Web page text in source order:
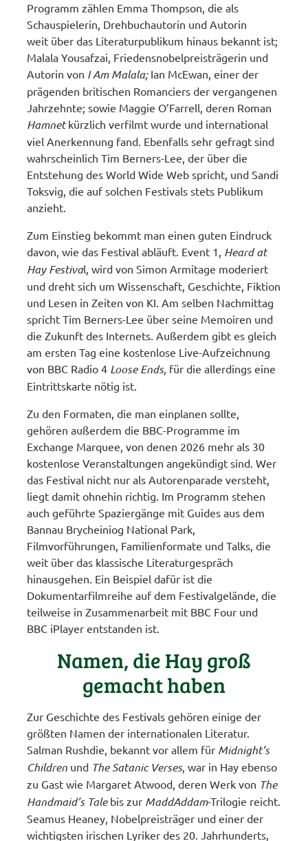
Programm zählen Emma Thompson, die als
Schauspielerin, Drehbuchautorin und Autorin
weit über das Literaturpublikum hinaus bekannt ist;
Malala Yousafzai, Friedensnobelpreisträgerin und
Autorin von I Am Malala;Ian McEwan, einer der
prägenden britischen Romanciers der vergangenen
Jahrzehnte; sowie Maggie O’Farrell, deren Roman
Hamnetkürzlich verfilmt wurde und international
viel Anerkennung fand. Ebenfalls sehr gefragt sind
wahrscheinlich Tim Berners-Lee, der über die
Entstehung des World Wide Web spricht, und Sandi
Toksvig, die auf solchen Festivals stets Publikum
anzieht.
Zum Einstieg bekommt man einen guten Eindruck
davon, wie das Festival abläuft. Event 1, Heard at
Hay Festival, wird von Simon Armitage moderiert
und dreht sich um Wissenschaft, Geschichte, Fiktion
und Lesen in Zeiten von KI. Am selben Nachmittag
spricht Tim Berners-Lee über seine Memoiren und
die Zukunft des Internets. Außerdem gibt es gleich
am ersten Tag eine kostenlose Live-Aufzeichnung
von BBC Radio 4 Loose Ends, für die allerdings eine
Eintrittskarte nötig ist.
Zu den Formaten, die man einplanen sollte,
gehören außerdem die BBC-Programme im
Exchange Marquee, von denen 2026 mehr als 30
kostenlose Veranstaltungen angekündigt sind. Wer
das Festival nicht nur als Autorenparade versteht,
liegt damit ohnehin richtig. Im Programm stehen
auch geführte Spaziergänge mit Guides aus dem
Bannau Brycheiniog National Park,
Filmvorführungen, Familienformate und Talks, die
weit über das klassische Literaturgespräch
hinausgehen. Ein Beispiel dafür ist die
Dokumentarfilmreihe auf dem Festivalgelände, die
teilweise in Zusammenarbeit mit BBC Four und
BBC iPlayer entstanden ist.
Namen, die Hay groß
gemacht haben
Zur Geschichte des Festivals gehören einige der
größten Namen der internationalen Literatur.
Salman Rushdie, bekannt vor allem für Midnight’s
Children und The Satanic Verses, war in Hay ebenso
zu Gast wie Margaret Atwood, deren Werk von The
Handmaid’s Talebis zur MaddAddam-Trilogie reicht.
Seamus Heaney, Nobelpreisträger und einer der
wichtigsten irischen Lyriker des 20. Jahrhunderts,